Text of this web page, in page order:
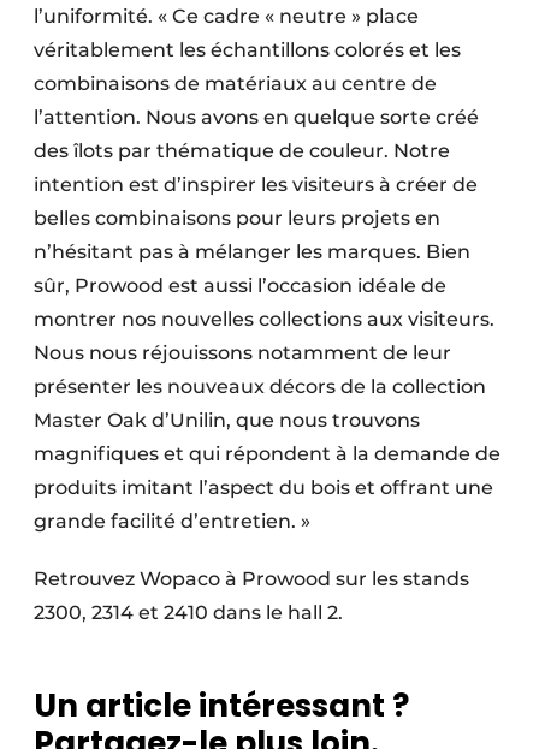
l’uniformité. « Ce cadre « neutre » place
véritablement les échantillons colorés et les
combinaisons de matériaux au centre de
l’attention. Nous avons en quelque sorte créé
des îlots par thématique de couleur. Notre
intention est d’inspirer les visiteurs à créer de
belles combinaisons pour leurs projets en
n’hésitant pas à mélanger les marques. Bien
sûr, Prowood est aussi l’occasion idéale de
montrer nos nouvelles collections aux visiteurs.
Nous nous réjouissons notamment de leur
présenter les nouveaux décors de la collection
Master Oak d’Unilin, que nous trouvons
magnifiques et qui répondent à la demande de
produits imitant l’aspect du bois et offrant une
grande facilité d’entretien. »
Retrouvez Wopaco à Prowood sur les stands
2300, 2314 et 2410 dans le hall 2.
Un article intéressant ?